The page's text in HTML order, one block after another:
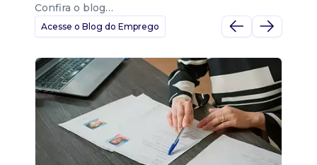
Confira o blog…
Acesse o Blog do Emprego